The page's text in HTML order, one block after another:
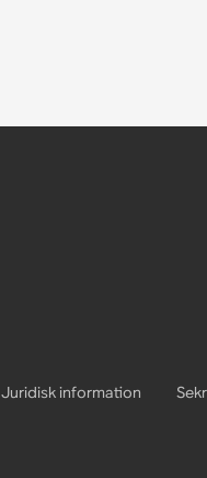
Juridisk information